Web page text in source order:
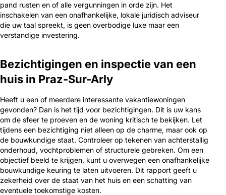
pand rusten en of alle vergunningen in orde zijn. Het
inschakelen van een onafhankelijke, lokale juridisch adviseur
die uw taal spreekt, is geen overbodige luxe maar een
verstandige investering.
Bezichtigingen en inspectie van een
huis in Praz-Sur-Arly
Heeft u een of meerdere interessante vakantiewoningen
gevonden? Dan is het tijd voor bezichtigingen. Dit is uw kans
om de sfeer te proeven en de woning kritisch te bekijken. Let
tijdens een bezichtiging niet alleen op de charme, maar ook op
de bouwkundige staat. Controleer op tekenen van achterstallig
onderhoud, vochtproblemen of structurele gebreken. Om een
objectief beeld te krijgen, kunt u overwegen een onafhankelijke
bouwkundige keuring te laten uitvoeren. Dit rapport geeft u
zekerheid over de staat van het huis en een schatting van
eventuele toekomstige kosten.